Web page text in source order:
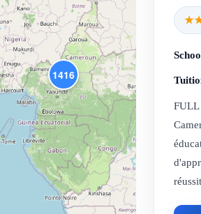
1416
FULL